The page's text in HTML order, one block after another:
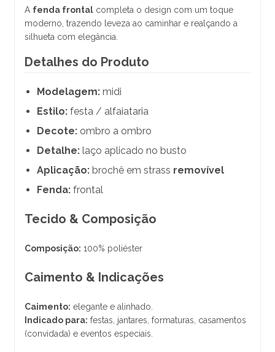
A fenda frontal completa o design com um toque
moderno, trazendo leveza ao caminhar e realçando a
silhueta com elegância.
Detalhes do Produto
Modelagem: midi
Estilo: festa / alfaiataria
Decote: ombro a ombro
Detalhe: laço aplicado no busto
Aplicação: brochê em strass removível
Fenda: frontal
Tecido & Composição
Composição: 100% poliéster
Caimento & Indicações
Caimento: elegante e alinhado.
Indicado para: festas, jantares, formaturas, casamentos
(convidada) e eventos especiais.